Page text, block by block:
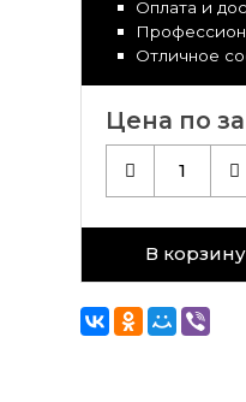
Оплата и
Отличное
Цена по
1
В корзину